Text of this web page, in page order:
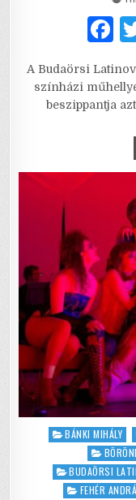
F
c
e
b
k
A Budaörsi
színházi
beszippantja
Posted
BÁNKI MIHÁLY
BUDAÖRSI
FEHÉR